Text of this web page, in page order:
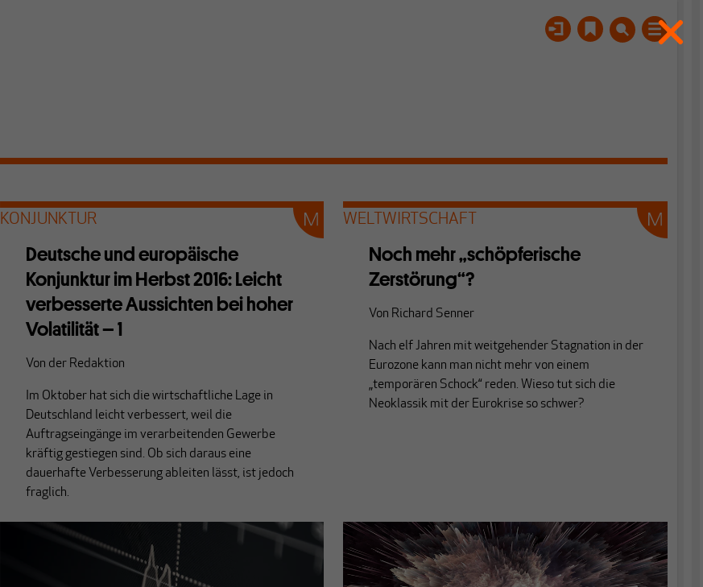
KONJUNKTUR
Deutsche und europäische
Konjunktur im Herbst 2016: Leicht
verbesserte Aussichten bei hoher
Volatilität – 1
Von der Redaktion
Im Oktober hat sich die wirtschaftliche Lage in
Deutschland leicht verbessert, weil die
Auftragseingänge im verarbeitenden Gewerbe
kräftig gestiegen sind. Ob sich daraus eine
dauerhafte Verbesserung ableiten lässt, ist jedoch
fraglich.
WELTWIRTSCHAFT
Noch mehr „schöpferische
Zerstörung“?
Von Richard Senner
Nach elf Jahren mit weitgehender Stagnation in der
Eurozone kann man nicht mehr von einem
„temporären Schock“ reden. Wieso tut sich die
Neoklassik mit der Eurokrise so schwer?